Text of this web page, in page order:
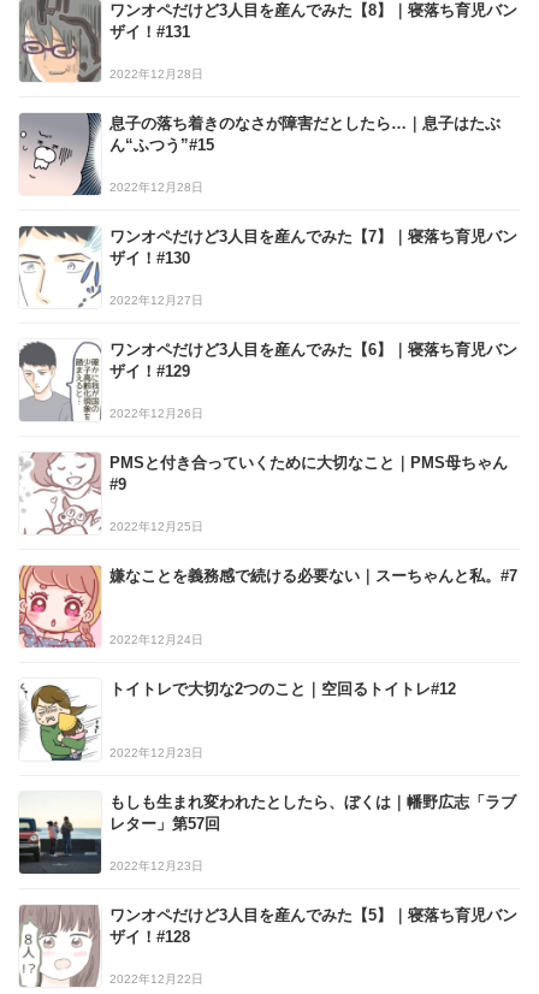
ワンオペだけど3人目を産んでみた【8】｜寝落ち育児バン
ザイ！#131
2022年12月28日
息子の落ち着きのなさが障害だとしたら…｜息子はたぶ
ん“ふつう”#15
2022年12月28日
ワンオペだけど3人目を産んでみた【7】｜寝落ち育児バン
ザイ！#130
2022年12月27日
ワンオペだけど3人目を産んでみた【6】｜寝落ち育児バン
ザイ！#129
2022年12月26日
PMSと付き合っていくために大切なこと｜PMS母ちゃん
#9
2022年12月25日
嫌なことを義務感で続ける必要ない｜スーちゃんと私。#7
2022年12月24日
トイトレで大切な2つのこと｜空回るトイトレ#12
2022年12月23日
もしも生まれ変われたとしたら、ぼくは｜幡野広志「ラブ
レター」第57回
2022年12月23日
ワンオペだけど3人目を産んでみた【5】｜寝落ち育児バン
ザイ！#128
2022年12月22日